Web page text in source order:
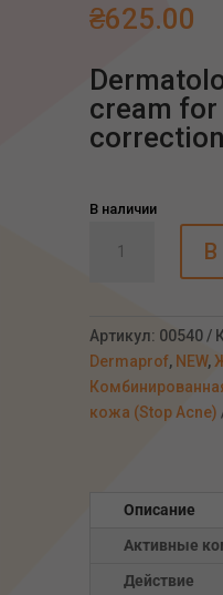
₴625.00
cream for
В наличии
товара
актив
для
коррекции
АКНЕ,
В
Артикул: 00540
Dermaprof, NEW,
кожа (Stop Acne)
Описание
Активные
Действие